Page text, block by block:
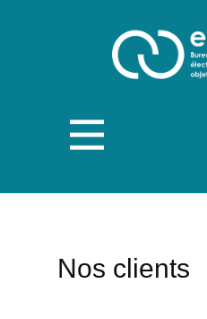
Nos clients